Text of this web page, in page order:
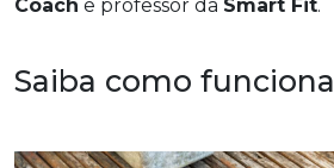
Coach e professor da Smart Fit.
Saiba como funciona